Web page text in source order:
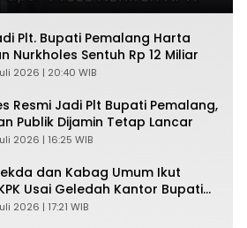
Plt. Bupati Pemalang Harta
Nurkholes Sentuh Rp 12 Miliar
2026 | 20:40 WIB
Resmi Jadi Plt Bupati Pemalang,
Publik Dijamin Tetap Lancar
2026 | 16:25 WIB
dan Kabag Umum Ikut
Usai Geledah Kantor Bupati
2026 | 17:21 WIB